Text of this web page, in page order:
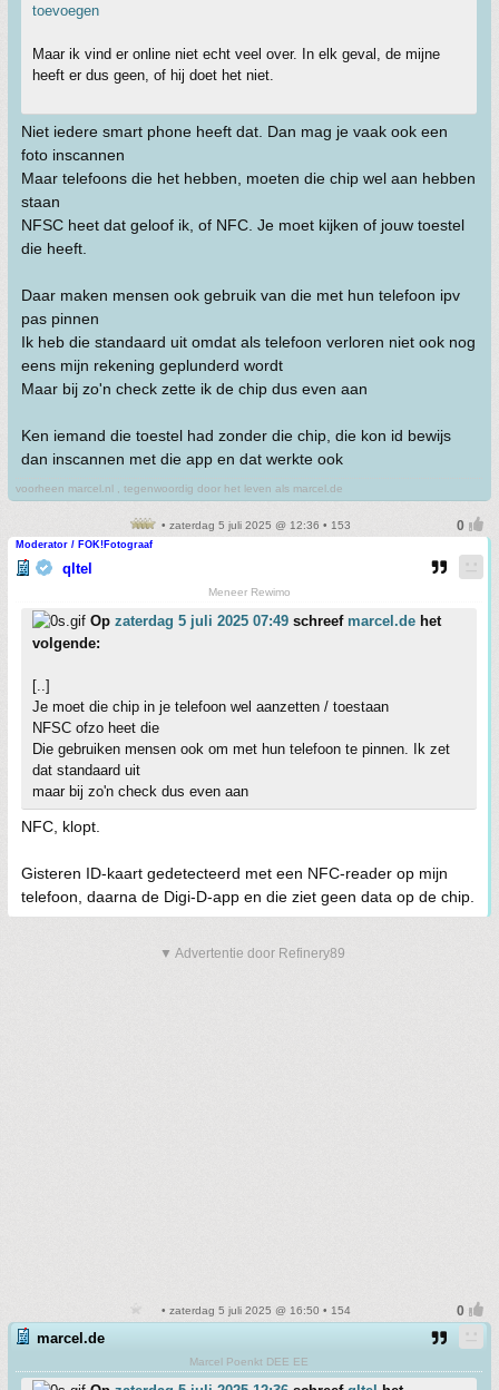
toevoegen
Maar ik vind er online niet echt veel over. In elk geval, de mijne
heeft er dus geen, of hij doet het niet.
Niet iedere smart phone heeft dat. Dan mag je vaak ook een
foto inscannen
Maar telefoons die het hebben, moeten die chip wel aan hebben
staan
NFSC heet dat geloof ik, of NFC. Je moet kijken of jouw toestel
die heeft.
Daar maken mensen ook gebruik van die met hun telefoon ipv
pas pinnen
Ik heb die standaard uit omdat als telefoon verloren niet ook nog
eens mijn rekening geplunderd wordt
Maar bij zo'n check zette ik de chip dus even aan
Ken iemand die toestel had zonder die chip, die kon id bewijs
dan inscannen met die app en dat werkte ook
voorheen marcel.nl , tegenwoordig door het leven als marcel.de
• zaterdag 5 juli 2025 @ 12:36 • 153
Moderator / FOK!Fotograaf
qltel
Meneer Rewimo
Op zaterdag 5 juli 2025 07:49 schreef marcel.de het
volgende:
[..]
Je moet die chip in je telefoon wel aanzetten / toestaan
NFSC ofzo heet die
Die gebruiken mensen ook om met hun telefoon te pinnen. Ik zet
dat standaard uit
maar bij zo'n check dus even aan
NFC, klopt.
Gisteren ID-kaart gedetecteerd met een NFC-reader op mijn
telefoon, daarna de Digi-D-app en die ziet geen data op de chip.
▼ Advertentie door Refinery89
• zaterdag 5 juli 2025 @ 16:50 • 154
marcel.de
Marcel Poenkt DEE EE